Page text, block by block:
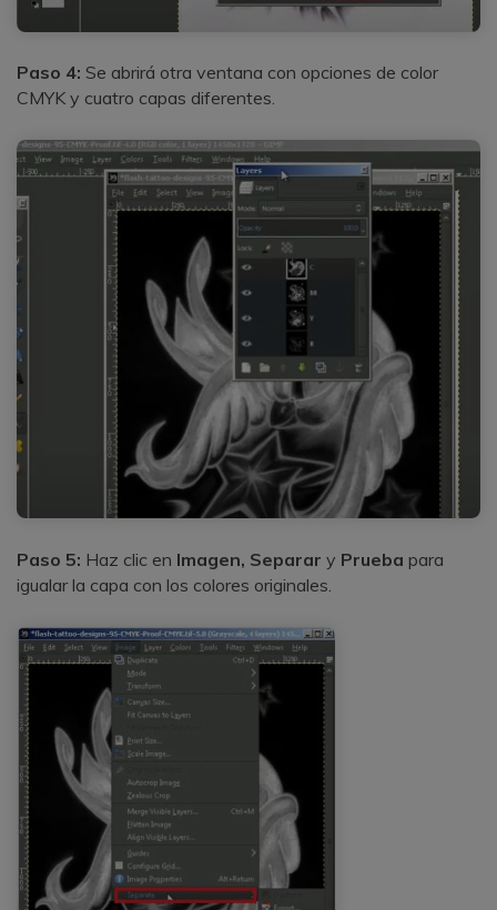
Paso 4: Se abrirá otra ventana con opciones de color
CMYK y cuatro capas diferentes.
Paso 5: Haz clic en Imagen, Separar y Prueba para
igualar la capa con los colores originales.